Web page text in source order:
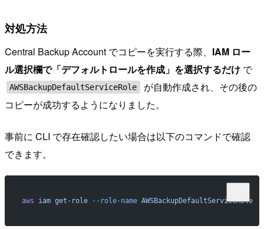
対処方法
Central Backup Account でコピーを実行する際、 IAM ロー
ル選択欄で「デフォルトロールを作成」を選択するだけ で
AWSBackupDefaultServiceRole
が自動作成され、その後の
コピーが成功するようになりました。
事前に CLI で存在確認したい場合は以下のコマンドで確認
できます。
aws iam get-role --role-name AWSBackupDefaultServiceRole